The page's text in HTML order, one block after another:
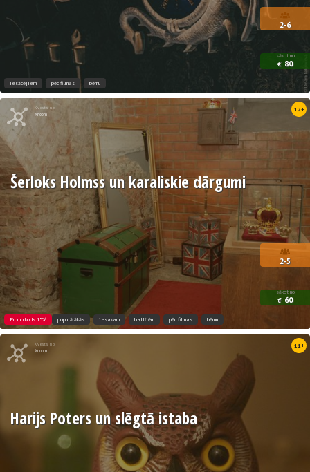
2-6
sākot no
€ 80
iesācējiem pēc filmas bērnu
Kvests no
Xroom
12+
2-5
sākot no
€ 60
Šerloks Holmss un karaliskie dārgumi
Promo kods 15% populārākās iesakam ballītēm pēc filmas bērnu
Kvests no
Xroom
11+
Harijs Poters un slēgtā istaba